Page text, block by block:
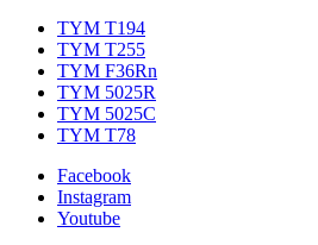
TYM T194
TYM T255
TYM F36Rn
TYM 5025R
TYM 5025C
TYM T78
Facebook
Instagram
Youtube